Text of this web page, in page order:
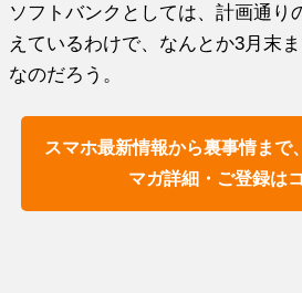
ソフトバンクとしては、計画通り
えているわけで、なんとか3月末
なのだろう。
スマホ最新情報から裏事情まで
マガ詳細・ご登録は